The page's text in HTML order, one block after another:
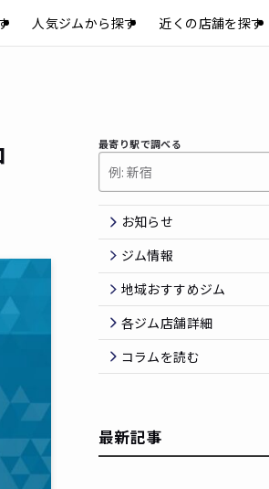
人気ジムから探す 近くの店舗を探す
最寄り駅で調べる
お知らせ
ジム情報
地域おすすめジム
各ジム店舗詳細
コラムを読む
最新記事